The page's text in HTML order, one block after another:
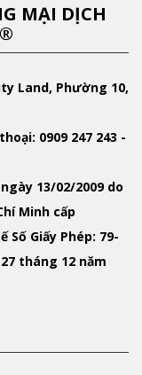
MẠI DỊCH
Land, Phường 10,
0909 247 243 -
13/02/2009 do
Minh cấp
Số Giấy Phép: 79-
tháng 12 năm